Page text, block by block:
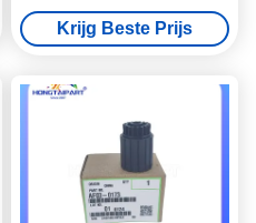
1900
Krijg Beste Prijs